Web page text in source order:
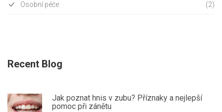
Osobní péče (2)
Recent Blog
Jak poznat hnis v zubu? Příznaky a nejlepší
pomoc při zánětu